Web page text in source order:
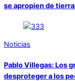
se apropien de
Noticias
Pablo Villegas: Los
desproteger a los